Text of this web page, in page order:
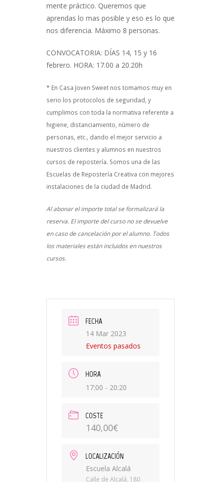
mente práctico. Queremos que
aprendas lo mas posible y eso es lo que
nos diferencia. Máximo 8 personas.
CONVOCATORIA: DÍAS 14, 15 y 16
febrero. HORA: 17.00 a 20.20h
* En Casa Joven Sweet nos tomamos muy en
serio los protocolos de seguridad, y
cumplimos con toda la normativa referente a
higiene, distanciamiento, número de
personas, etc., dando el mejor servicio a
nuestros clientes y alumnos en nuestros
cursos de repostería. Somos una de las
Escuelas de Repostería Creativa con mejores
instalaciones de la ciudad de Madrid.
Al abonar el importe total se formalizará la
reserva. El importe del curso no se devuelve
en caso de cancelación por el alumno. Todos
los materiales están incluidos en nuestros
cursos.
FECHA
14 Mar 2023
Eventos pasados
HORA
17:00 - 20:20
COSTE
140,00€
LOCALIZACIÓN
Escuela Alcalá
Calle de Alcalá, 180